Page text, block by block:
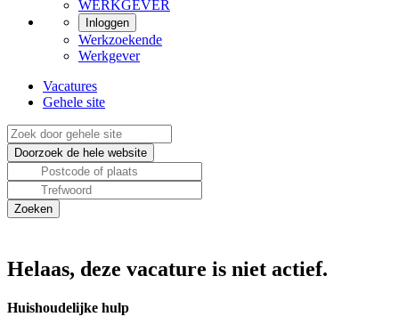
WERKGEVER
Inloggen
Werkzoekende
Werkgever
Vacatures
Gehele site
Helaas, deze vacature is niet actief.
Huishoudelijke hulp